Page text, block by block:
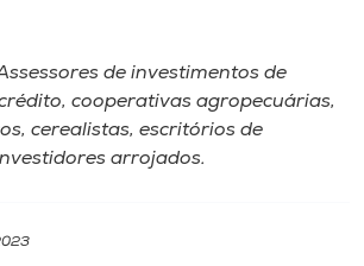
de investimentos de
cooperativas agropecuárias,
cerealistas, escritórios de
arrojados.